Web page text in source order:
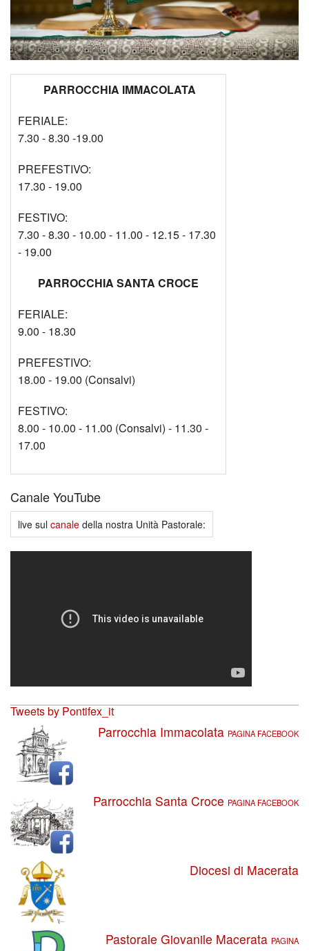
PARROCCHIA IMMACOLATA
FERIALE:
7.30 - 8.30 -19.00
PREFESTIVO:
17.30 - 19.00
FESTIVO:
7.30 - 8.30 - 10.00 - 11.00 - 12.15 - 17.30
- 19.00
PARROCCHIA SANTA CROCE
FERIALE:
9.00 - 18.30
PREFESTIVO:
18.00 - 19.00 (Consalvi)
FESTIVO:
8.00 - 10.00 - 11.00 (Consalvi) - 11.30 -
17.00
Canale YouTube
live sul canale della nostra Unità Pastorale:
Tweets by Pontifex_it
Parrocchia Immacolata PAGINA FACEBOOK
Parrocchia Santa Croce PAGINA FACEBOOK
Diocesi di Macerata
Pastorale Giovanile Macerata PAGINA